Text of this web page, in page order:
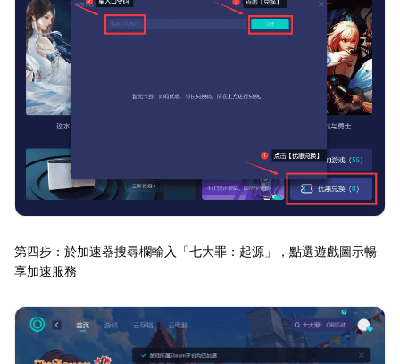
第四步：於加速器搜尋欄輸入「七大罪：起源」，點選遊戲圖示暢
享加速服務